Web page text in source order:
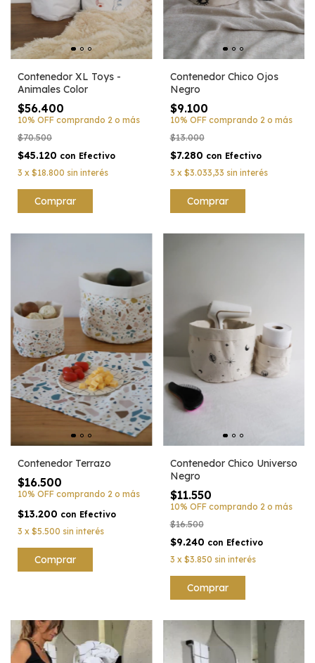
Contenedor XL Toys -
Animales Color
$56.400
10% OFF comprando 2 o más
$70.500
$45.120 con Efectivo
3 x $18.800 sin interés
Contenedor Chico Ojos
Negro
$9.100
10% OFF comprando 2 o más
$13.000
$7.280 con Efectivo
3 x $3.033,33 sin interés
Contenedor Terrazo
$16.500
10% OFF comprando 2 o más
$13.200 con Efectivo
3 x $5.500 sin interés
Comprar
Contenedor Chico Universo
Negro
$11.550
10% OFF comprando 2 o más
$16.500
$9.240 con Efectivo
3 x $3.850 sin interés